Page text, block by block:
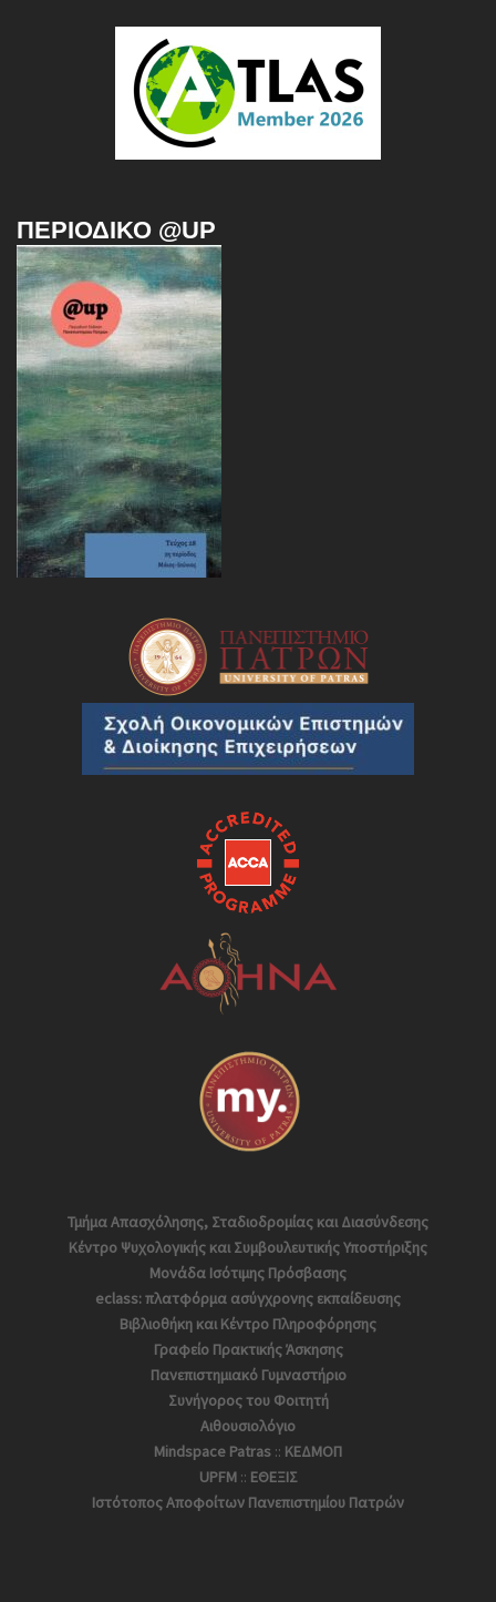
ΠΕΡΙΟΔΙΚΌ @UP
Τμήμα Απασχόλησης, Σταδιοδρομίας και Διασύνδεσης
Κέντρο Ψυχολογικής και Συμβουλευτικής Υποστήριξης
Μονάδα Ισότιμης Πρόσβασης
eclass: πλατφόρμα ασύγχρονης εκπαίδευσης
Βιβλιοθήκη και Κέντρο Πληροφόρησης
Γραφείο Πρακτικής Άσκησης
Πανεπιστημιακό Γυμναστήριο
Συνήγορος του Φοιτητή
Αιθουσιολόγιο
Mindspace Patras :: ΚΕΔΜΟΠ
UPFM:: ΕΘΕΞΙΣ
Ιστότοπος Αποφoίτων Πανεπιστημίου Πατρών